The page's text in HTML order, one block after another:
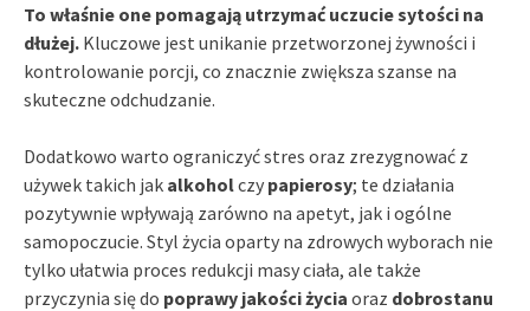
To właśnie one pomagają utrzymać uczucie sytości na
dłużej. Kluczowe jest unikanie przetworzonej żywności i
kontrolowanie porcji, co znacznie zwiększa szanse na
skuteczne odchudzanie.
Dodatkowo warto ograniczyć stres oraz zrezygnować z
używek takich jak alkoholczy papierosy; te działania
pozytywnie wpływają zarówno na apetyt, jak i ogólne
samopoczucie. Styl życia oparty na zdrowych wyborach nie
tylko ułatwia proces redukcji masy ciała, ale także
przyczynia się do poprawy jakości życia oraz dobrostanu